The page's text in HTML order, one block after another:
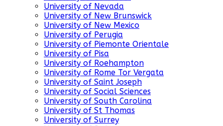
University of Nevada
University of New Brunswick
University of New Mexico
University of Perugia
University of Piemonte Orientale
University of Pisa
University of Roehampton
University of Rome Tor Vergata
University of Saint Joseph
University of Social Sciences
University of South Carolina
University of St Thomas
University of Surrey